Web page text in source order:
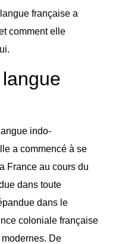
française a
comment elle
indo-
a commencé à se
France au cours du
dans toute
dans le
coloniale française
De